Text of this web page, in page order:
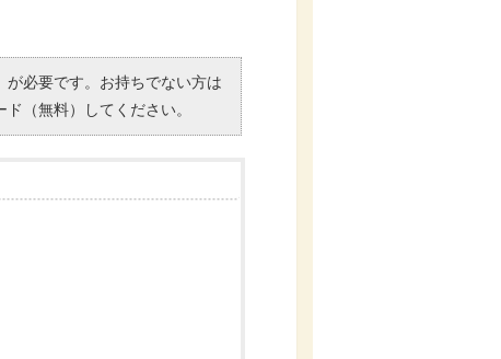
必要です。お持ちでない方は
（無料）してください。